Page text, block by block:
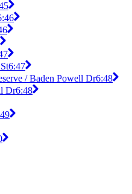
6:47
/ Baden Powell Dr6:48
Dr6:48